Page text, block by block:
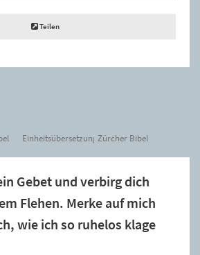
Teilen
Einheitsübersetzung Zürcher Bibel
Gebet und verbirg dich
Flehen. Merke auf mich
wie ich so ruhelos klage